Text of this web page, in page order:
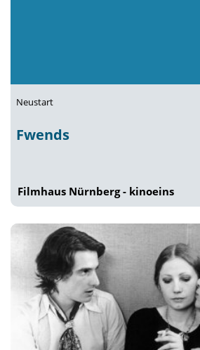
Neustart
Fwends
Filmhaus Nürnberg - kinoeins